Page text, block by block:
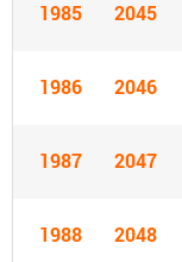
1985 2045
1986 2046
1987 2047
1988 2048